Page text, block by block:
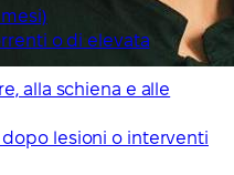
o di elevata
alla schiena e alle
lesioni o interventi